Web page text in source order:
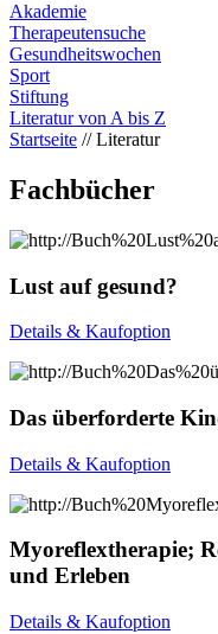
Akademie
Therapeutensuche
Gesundheitswochen
Sport
Stiftung
Literatur von A bis Z
Startseite // Literatur
Fachbücher
Lust auf gesund?
Details & Kaufoption
Das überforderte
Details & Kaufoption
Myoreflextherapie;
und Erleben
Details & Kaufoption